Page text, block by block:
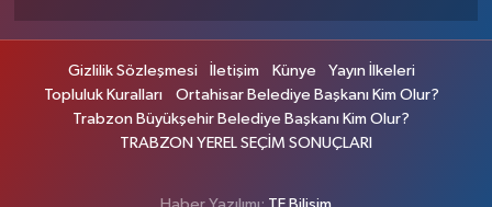
Gizlilik Sözleşmesi İletişim Künye
Yayın İlkeleri
Topluluk Kuralları
Ortahisar Belediye Başkanı Kim Olur?
Trabzon Büyükşehir Belediye Başkanı Kim Olur?
TRABZON YEREL SEÇİM SONUÇLARI